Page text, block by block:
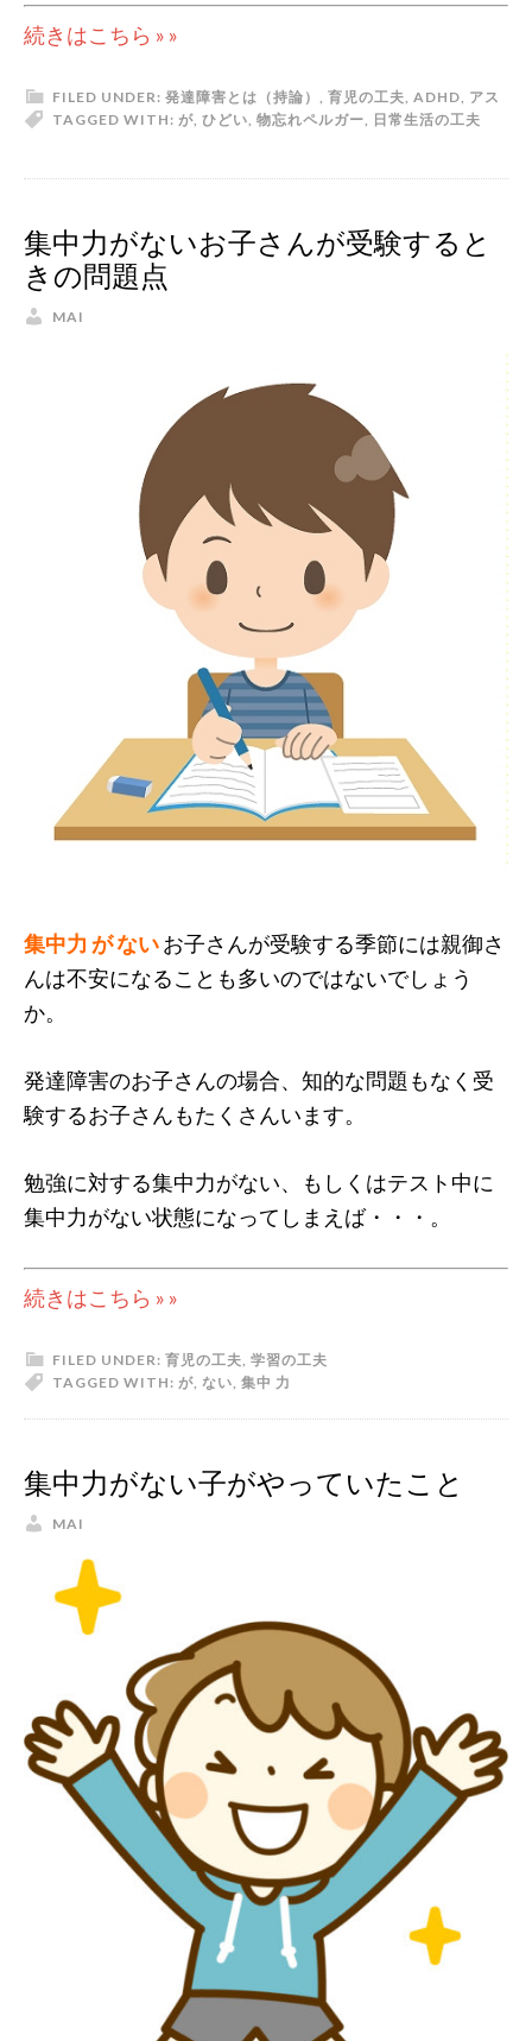
続きはこちら » »
FILED UNDER: 発達障害とは（持論） , 育児の工夫, ADHD, アス
ペルガー, 日常生活の工夫
TAGGED WITH: が, ひどい, 物忘れ
集中力がないお子さんが受験すると
きの問題点
MAI
集中力 が ないお子さんが受験する季節には親御さ
んは不安になることも多いのではないでしょう
か。
発達障害のお子さんの場合、知的な問題もなく受
験するお子さんもたくさんいます。
勉強に対する集中力がない、もしくはテスト中に
集中力がない状態になってしまえば・・・。
続きはこちら » »
FILED UNDER: 育児の工夫 学習の工夫
TAGGED WITH: が ない 集中 力
集中力がない子がやっていたこと
MAI